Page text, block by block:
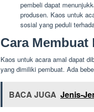
pembeli dapat
produsen. Kaos untuk
sosial yang peduli
Cara
Kaos untuk acara amal dapat
yang dimiliki pembuat. Ada
BACA JUGA Jenis-